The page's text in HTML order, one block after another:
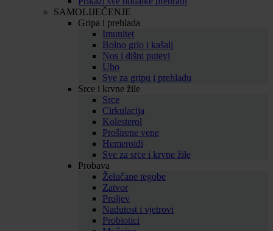
SAMOLIJEČENJE
Gripa i prehlada
Imunitet
Bolno grlo i kašalj
Nos i dišni putevi
Uho
Sve za gripu i prehladu
Srce i krvne žile
Srce
Cirkulacija
Kolesterol
Proširene vene
Hemeroidi
Sve za srce i krvne žile
Probava
Želučane tegobe
Zatvor
Proljev
Nadutost i vjetrovi
Probiotici